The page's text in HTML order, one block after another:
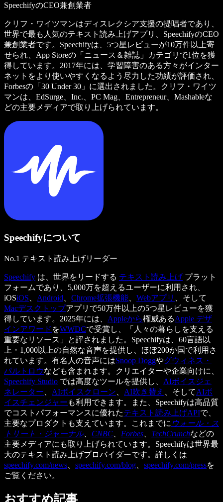
SpeechifyのCEO兼創業者
クリフ・ワイツマンはディスレクシア支援の提唱者であり、
世界で最も人気のテキスト読み上げアプリ、SpeechifyのCEO
兼創業者です。Speechifyは、5つ星レビューが10万件以上寄
せられ、App Storeの「ニュース＆雑誌」カテゴリで1位を獲
得しています。2017年には、学習障害のある方々がインター
ネットをより使いやすくなるよう尽力した功績が評価され、
Forbesの「30 Under 30」に選出されました。クリフ・ワイツ
マンは、EdSurge、Inc.、PC Mag、Entrepreneur、Mashableな
どの主要メディアで取り上げられています。
Speechifyについて
No.1 テキスト読み上げリーダー
Speechify は、世界をリードする テキスト読み上げ プラット
フォームであり、5,000万を超えるユーザーに利用され、
iOSiOS Android Chrome拡張機能 Webアプリ
、そして
Macデスクトップアプリで50万件以上の5つ星レビューを獲
得しています。2025年には、 Appleから権威あるApple デザ
インアワード をWWDCで受賞し、「人々の暮らしを支える
重要なリソース」と評されました。Speechifyは、60言語以
上・1,000以上の自然な音声を提供し、ほぼ200か国で利用さ
れています。有名人の音声にはSnoop Doggやグウィネス・
パルトロウなども含まれます。クリエイターや企業向けに、
Speechify Studio では高度なツールを提供し、 AIボイスジェ
ネレーター
AIボイスクローン AI吹き替え 、そしてAIボ
イスチェンジャー も利用できます。また、Speechifyは高品質
でコストパフォーマンスに優れたテキスト読み上げAPIで、
主要なプロダクトも支えています。これまでに ウォール・ス
トリート・ジャーナル、 CNBC Forbes TechCrunchなどの
主要メディアにも取り上げられています。Speechifyは世界最
大のテキスト読み上げプロバイダーです。詳しくは
speechify.com/news
speechify.com/blog speechify.com/pressを
ご覧ください。
おすすめ記事